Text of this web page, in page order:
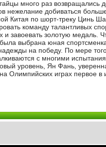
много раз
нежелание добиваться
Китая по шорт-треку Цинь
команду талантливых
и завоевать золотую медаль.
была выбрана юная
на победу. По мере
с многими
уровень, Ян Фань,
Олимпийских играх первое в